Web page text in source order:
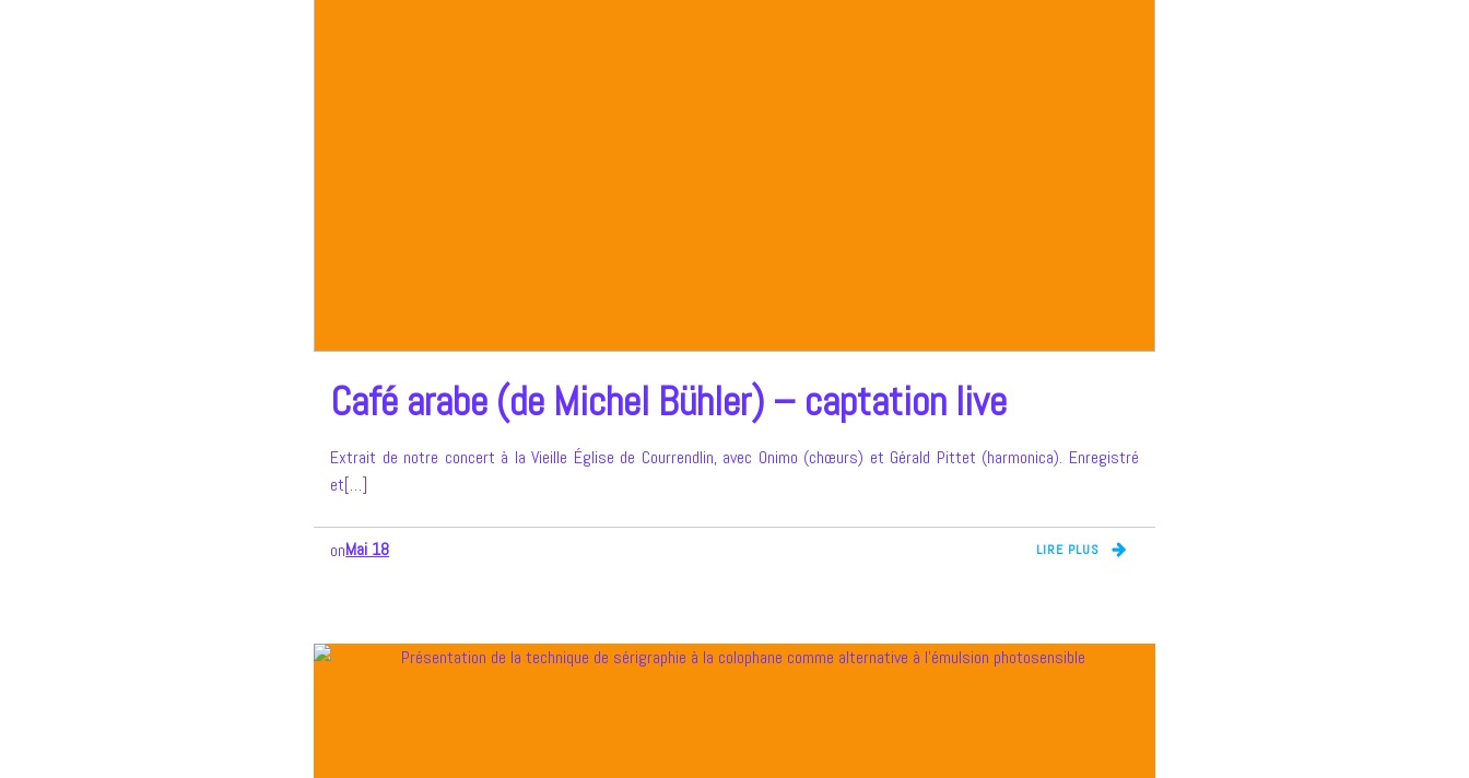
Café arabe (de Michel Bühler) – captation live
Extrait de notre concert à la Vieille Église de Courrendlin, avec Onimo (chœurs) et Gérald Pittet (harmonica). Enregistré
et[…]
onMai 18 LIRE PLUS